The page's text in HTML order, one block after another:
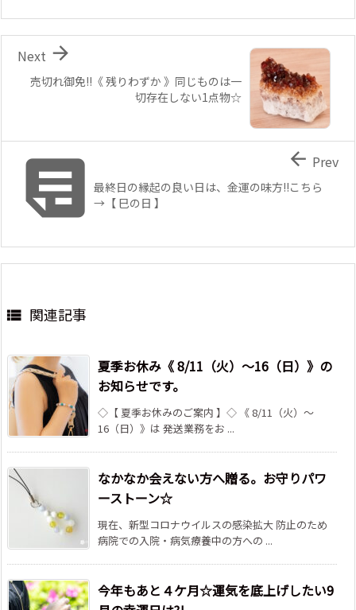
売切れ御免!!《 残りわずか 》同じものは一
切存在しない1点物☆

Next
最終日の縁起の良い日は、金運の味方!!こちら
→【 巳の日 】
 Prev
 関連記事
夏季お休み《 8/11（火）～16（日）》の
お知らせです。
◇【 夏季お休みのご案内 】◇ 《 8/11（火）～
16（日）》は 発送業務をお ...
なかなか会えない方へ贈る。お守りパワ
ーストーン☆
現在、新型コロナウイルスの感染拡大 防止のため
病院での入院・病気療養中の方への ...
今年もあと４ケ月☆運気を底上げしたい9